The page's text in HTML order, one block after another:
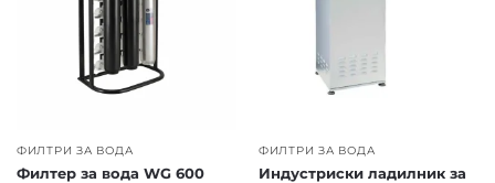
ФИЛТРИ ЗА ВОДА
Филтер за вода WG 600
ФИЛТРИ ЗА ВОДА
Индустриски ладилник за